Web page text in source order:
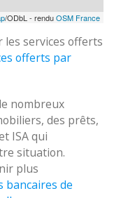
/ODbL - renduOSM France
services offerts
offerts par
nombreux
des prêts,
ISA qui
situation.
plus
bancaires de